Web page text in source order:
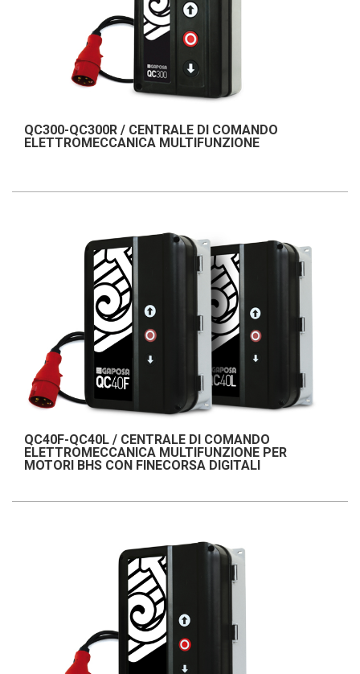
QC300-QC300R / CENTRALE DI COMANDO
ELETTROMECCANICA MULTIFUNZIONE
QC40F-QC40L / CENTRALE DI COMANDO
ELETTROMECCANICA MULTIFUNZIONE PER
MOTORI BHS CON FINECORSA DIGITALI